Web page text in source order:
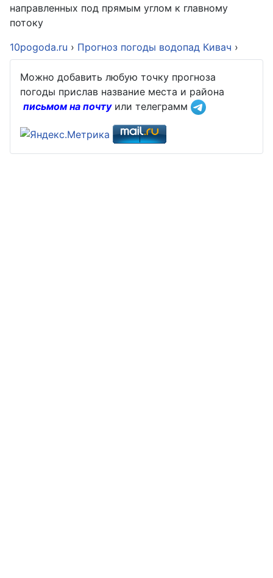
направленных под прямым углом к главному
потоку
10pogoda.ru › Прогноз погоды водопад Кивач ›
Можно добавить любую точку прогноза
погоды прислав название места и района
письмом на почтуили телеграмм